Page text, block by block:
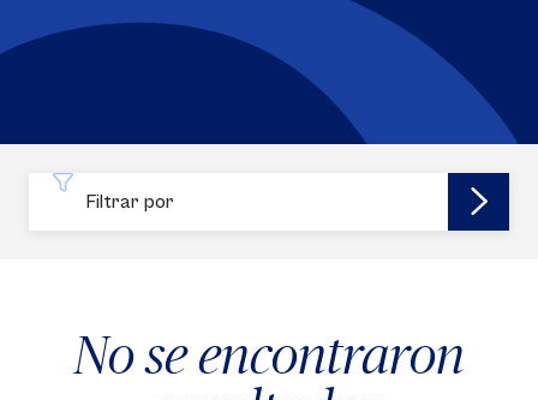
Filtrar por
No se encontraron